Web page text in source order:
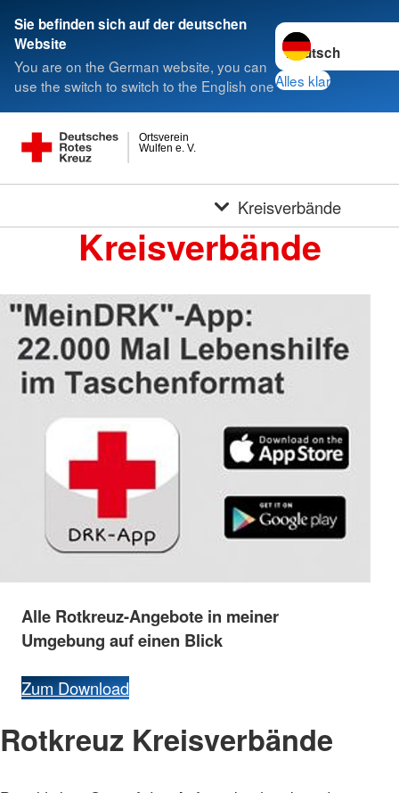
Sie befinden sich auf der deutschen
Website
You are on the German website, you can
use the switch to switch to the English one
Sprache wechseln
Alles klar
Wulfen e. V.
Ortsverein
Kreisverbände
Kreisverbände
Alle Rotkreuz-Angebote in meiner
Umgebung aufeinen Blick
Zum Download
Rotkreuz Kreisverbände